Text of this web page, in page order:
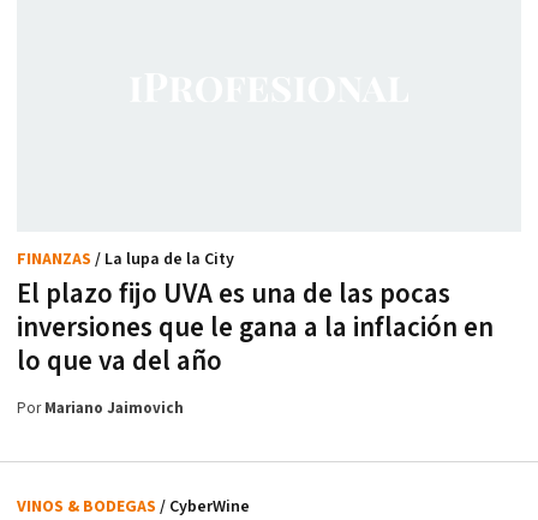
El plazo fijo UVA es una de las pocas
inversiones que le gana a la inflación en
lo que va del año
FINANZAS / La lupa de la City
PorMariano Jaimovich
VINOS & BODEGAS / CyberWine